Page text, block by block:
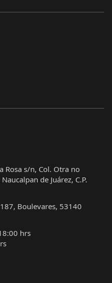
Rosa s/n, Col. Otra no
de Juárez, C.P.
Boulevares, 53140
hrs